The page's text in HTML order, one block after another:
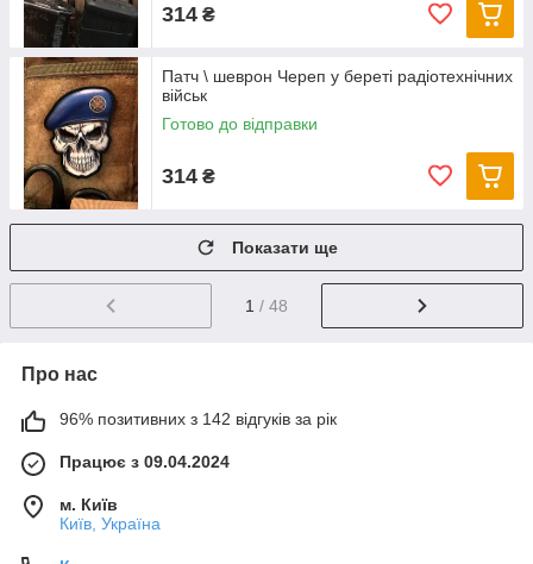
314 ₴
Патч \ шеврон Череп у береті радіотехнічних
військ
Готово до відправки
314 ₴
Показати ще
1 / 48
Про нас
96% позитивних з 142 відгуків за рік
Працює з 09.04.2024
м. Київ
Київ, Україна